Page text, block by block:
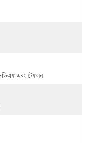
এবং টেফলন